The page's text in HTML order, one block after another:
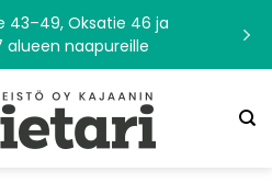
43–49, Oksatie 46 ja
alueen naapureille